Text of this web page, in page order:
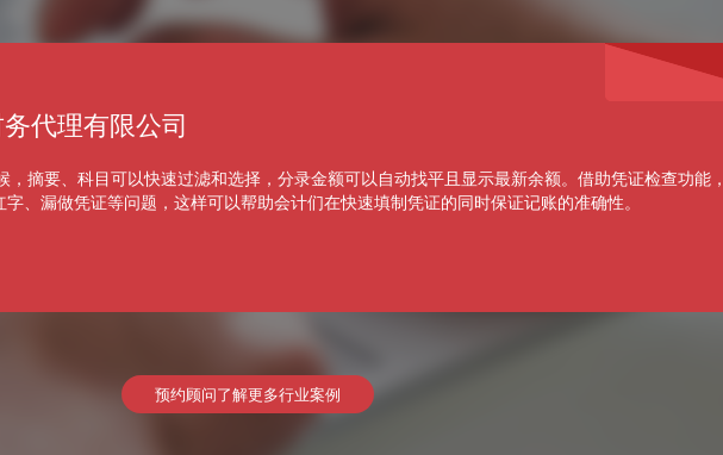
代理有限公司
，摘要、科目可以快速过滤和选择，分录金额可以自动找平且显示最新余额。借助凭证检查功能
、漏做凭证等问题，这样可以帮助会计们在快速填制凭证的同时保证记账的准确性。
预约顾问了解更多行业案例